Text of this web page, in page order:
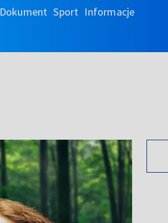
Dokument Sport Informacje